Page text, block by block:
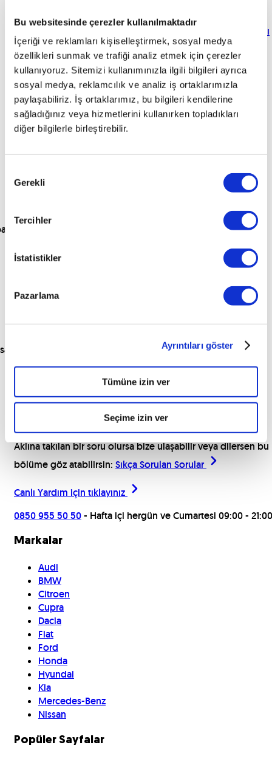
Bu websitesinde çerezler kullanılmaktadır
İçeriği ve reklamları kişiselleştirmek, sosyal medya
özellikleri sunmak ve trafiği analiz etmek için çerezler
kullanıyoruz. Sitemizi kullanımınızla ilgili bilgileri ayrıca
sosyal medya, reklamcılık ve analiz iş ortaklarımızla
paylaşabiliriz. İş ortaklarımız, bu bilgileri kendilerine
sağladığınız veya hizmetlerini kullanırken topladıkları
diğer bilgilerle birleştirebilir.
Seçimi
Gerekli
Tercihler
İstatistikler
Pazarlama
Ayrıntıları göster
Tümüne izin ver
Seçime izin ver
Zekaiotoplus’a
geldim
Elif
Sezer
YazıcıPilot
Kaan
özgerİşletme
Sahibi
sattım"
Emrah
İslerSerbest
Meslek
ekstra
masrafla
uğraşmadım"
Ömer
Soner
GürsoySerbest
Meslek
çok
güvenilirdi
Özhan
BeslerTorna
Tasfiye
Operatörü
YurdagülOperatör
ödememi
aldım"
Şöhret
Gizem
DoğruE-
ticaret
Emircan
Sigortacı
Yardım için buradayız!
Aklına takılan bir soru olursa bize ulaşabilir veya dilersen bu
bölüme göz atabilirsin: Sıkça Sorulan Sorular
Canlı Yardım için tıklayınız
0850 955 50 50- Hafta içi hergün ve Cumartesi 09:00 - 21:00
Markalar
Audi
BMW
Citroen
Cupra
Dacia
Fiat
Ford
Honda
Hyundai
Kia
Mercedes-Benz
Nissan
Popüler Sayfalar